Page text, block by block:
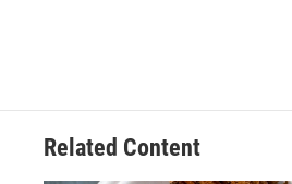
Related Content